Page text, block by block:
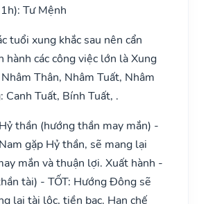
Tư Mệnh
tuổi xung khắc sau nên cẩn
các công việc lớn là Xung
Thân, Nhâm Tuất, Nhâm
Canh Tuất, Bính Tuất, .
thần (hướng thần may mắn) -
gặp Hỷ thần, sẽ mang lại
mắn và thuận lợi. Xuất hành -
tài) - TỐT: Hướng Đông sẽ
lại tài lộc, tiền bạc. Hạn chế